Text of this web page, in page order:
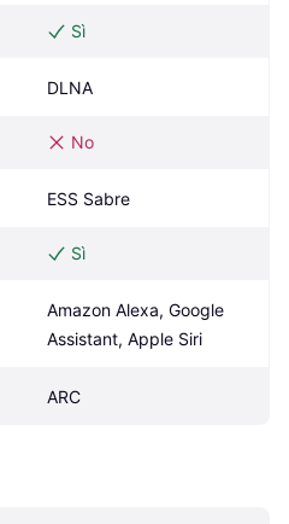
Sì
DLNA
No
ESS Sabre
Sì
Amazon Alexa, Google
Assistant, Apple Siri
ARC